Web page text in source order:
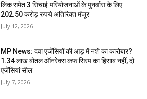
लिंक समेत 3 सिंचाई परियोजनाओं के पुनर्वास के लिए
202.50 करोड़ रुपये अतिरिक्त मंजूर
July 12, 2026
MP News: दवा एजेंसियों की आड़ में नशे का कारोबार?
1.34 लाख बोतल ऑनरेक्स कफ सिरप का हिसाब नहीं, दो
एजेंसियां सील
July 7, 2026